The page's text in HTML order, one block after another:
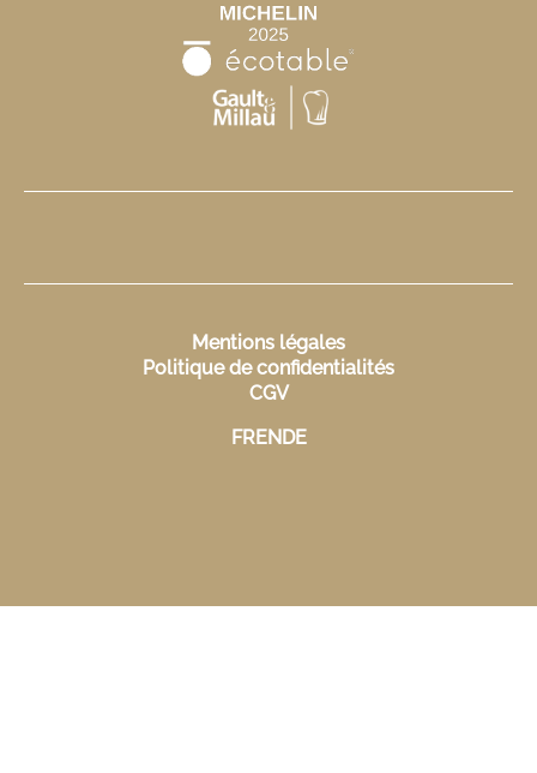
Mentions légales
Politique de confidentialités
CGV
FRENDE